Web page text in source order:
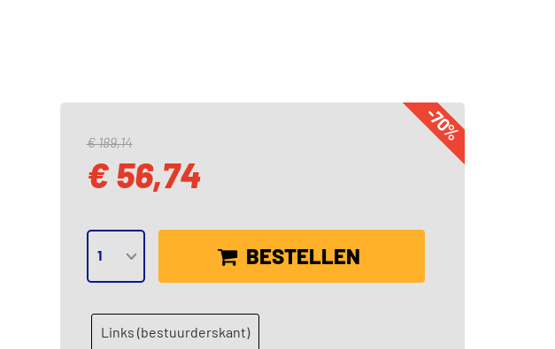
-70%
€ 189,14
€ 56,74
BESTELLEN
Links (bestuurderskant)